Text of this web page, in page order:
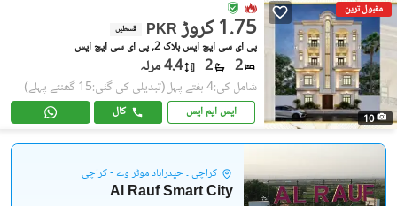
مقبول ترین
10
PKR 1.75 کروڑ قسطیں
پی ای سی ایچ ایس بلاک 2, پی ای سی ایچ ایس
2
2 4.4 مرلہ
شامل کی:4 ہفتے پہل (تبدیلی کی گئی:15 گھنٹے پہلے)
ایس ایم ایس کال
کراچی ۔ حیدرآباد موٹر وے - کراچی
Al Rauf Smart City